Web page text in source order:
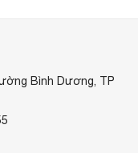
Bình Dương, TP